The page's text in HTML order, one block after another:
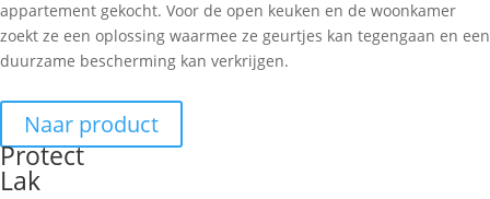
appartement gekocht. Voor de open keuken en de woonkamer
zoekt ze een oplossing waarmee ze geurtjes kan tegengaan en een
duurzame bescherming kan verkrijgen.
Naar product
Protect
Lak